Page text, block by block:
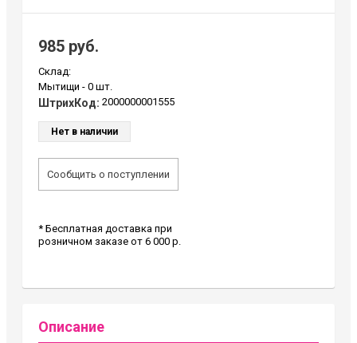
985 руб.
Склад:
Мытищи - 0 шт.
ШтрихКод: 2000000001555
Нет в наличии
Сообщить о поступлении
* Бесплатная доставка при
розничном заказе от 6 000 р.
Описание